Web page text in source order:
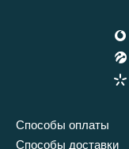
Способы оплаты
Способы доставки